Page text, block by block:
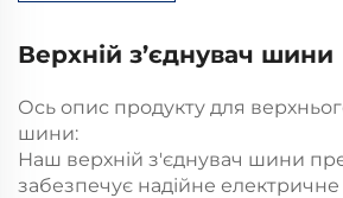
Верхній з’єднувач шини
Ось опис продукту для
шини:
Наш верхній з'єднувач шини
забезпечує надійне